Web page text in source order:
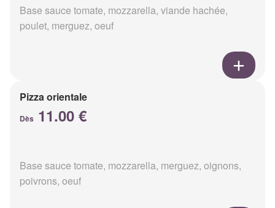
Base sauce tomate, mozzarella, viande hachée,
poulet, merguez, oeuf
Pizza orientale
Dès 11.00 €
Base sauce tomate, mozzarella, merguez, oignons,
poivrons, oeuf